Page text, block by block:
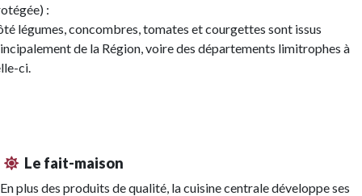
:
légumes, concombres, tomates et courgettes sont issus
de la Région, voire des départements limitrophes à
ci.
Le fait-maison
En plus des produits de qualité, la cuisine centrale développe ses